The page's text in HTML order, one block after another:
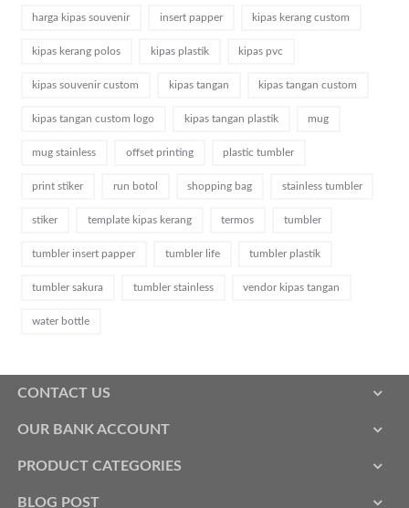
harga kipas souvenir insert papper kipas kerang custom
kipas kerang polos kipas plastik kipas pvc
kipas souvenir custom kipas tangan kipas tangan custom
kipas tangan custom logo kipas tangan plastik mug
mug stainless offset printing plastic tumbler
print stiker run botol shopping bag stainless tumbler
stiker template kipas kerang termos tumbler
tumbler insert papper tumbler life tumbler plastik
tumbler sakura tumbler stainless vendor kipas tangan
water bottle
CONTACT US
OUR BANK ACCOUNT
PRODUCT CATEGORIES
BLOG POST